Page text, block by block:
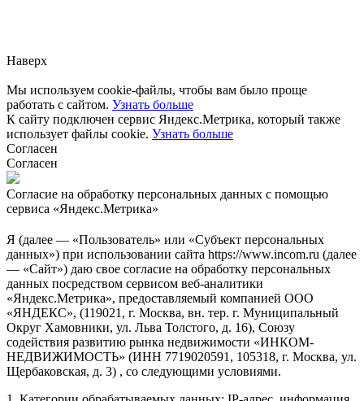
Наверх
Мы используем cookie-файлы, чтобы вам было проще
работать с сайтом. Узнать больше
К сайту подключен сервис Яндекс.Метрика, который также
использует файлы cookie. Узнать больше
Согласен
Согласен
Согласие на обработку персональных данных с помощью
сервиса «Яндекс.Метрика»
Я (далее — «Пользователь» или «Субъект персональных
данных») при использовании сайта https://www.incom.ru (далее
— «Сайт») даю свое согласие на обработку персональных
данных посредством сервисом веб-аналитики
«Яндекс.Метрика», предоставляемый компанией ООО
«ЯНДЕКС», (119021, г. Москва, вн. тер. г. Муниципальный
Округ Хамовники, ул. Льва Толстого, д. 16), Союзу
содействия развитию рынка недвижимости «ИНКОМ-
НЕДВИЖИМОСТЬ» (ИНН 7719020591, 105318, г. Москва, ул.
Щербаковская, д. 3) , со следующими условиями.